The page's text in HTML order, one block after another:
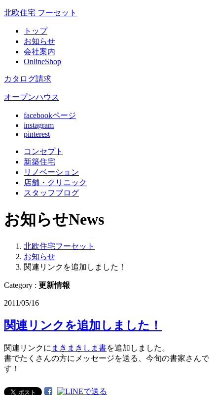
北欧住宅 フーセット
トップ
お知らせ
会社案内
OnlineShop
カタログ請求
オープンハウス
facebookページ
instagram
pinterest
コンセプト
新築住宅
リノベーション
店舗 ・クリニック
スタッフブログ
お知らせNews
北欧住宅フーセット
お知らせ
関連リンクを追加しました！
Category : 更新情報
2011/05/16
関連リンクを追加しました！
関連リンクに まきまきしま書を追加しました。
書でたくさんの方にメッセージを送る、今旬の書家さんで
す！